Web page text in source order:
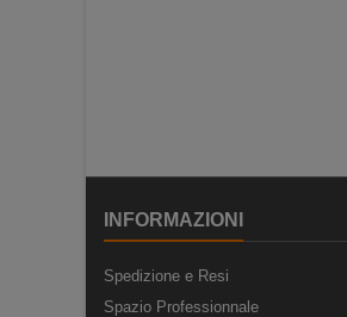
INFORMAZIONI
Spedizione e Resi
Spazio Professionnale